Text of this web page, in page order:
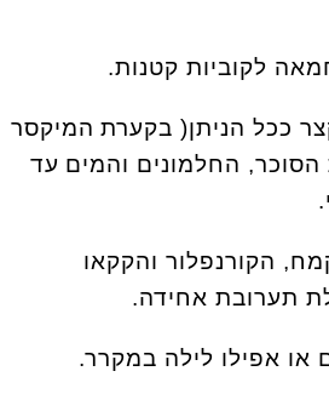
לקוביות קטנות.
ככל הניתן( בקערת המיקסר
החלמונים והמים עד
.
הקורנפלור והקקאו
תערובת אחידה.
או אפילו לילה במקרר.